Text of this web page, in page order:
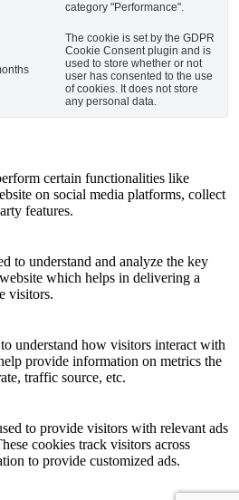
category "Performance".
The cookie is set by the GDPR
Cookie Consent plugin and is
used to store whether or not
user has consented to the use
of cookies. It does not store
any personal data.
certain functionalities like
on social media platforms, collect
features.
to understand and analyze the key
which helps in delivering a
visitors.
understand how visitors interact with
provide information on metrics the
traffic source, etc.
to provide visitors with relevant ads
cookies track visitors across
to provide customized ads.